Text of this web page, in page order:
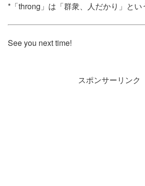
*「throng」は「群衆、人だかり」とい
See you next time!
スポンサーリンク